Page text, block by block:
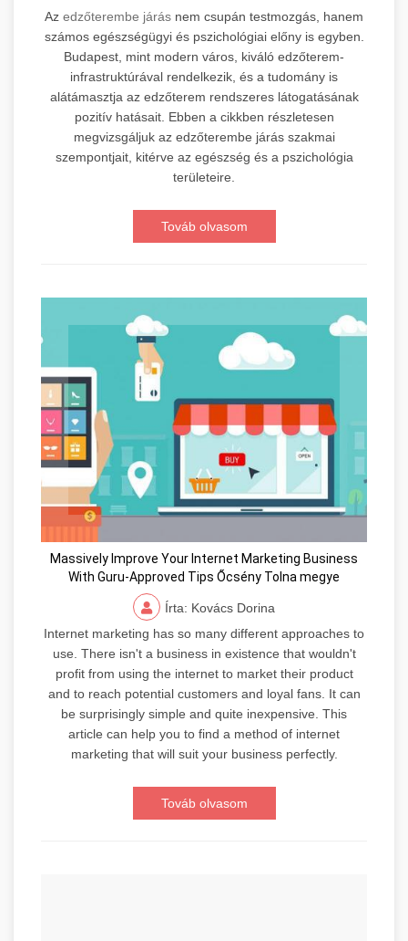
Az edzőterembe járás nem csupán testmozgás, hanem
számos egészségügyi és pszichológiai előny is egyben.
Budapest, mint modern város, kiváló edzőterem-
infrastruktúrával rendelkezik, és a tudomány is
alátámasztja az edzőterem rendszeres látogatásának
pozitív hatásait. Ebben a cikkben részletesen
megvizsgáljuk az edzőterembe járás szakmai
szempontjait, kitérve az egészség és a pszichológia
területeire.
Továb olvasom
Massively Improve Your Internet Marketing Business
With Guru-Approved Tips Őcsény Tolna megye
Írta: Kovács Dorina
Internet marketing has so many different approaches to
use. There isn't a business in existence that wouldn't
profit from using the internet to market their product
and to reach potential customers and loyal fans. It can
be surprisingly simple and quite inexpensive. This
article can help you to find a method of internet
marketing that will suit your business perfectly.
Továb olvasom